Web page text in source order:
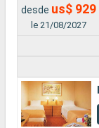
desde us$ 929
le 21/08/2027